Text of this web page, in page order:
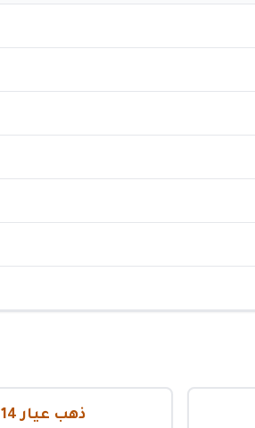
ذهب عيار 14